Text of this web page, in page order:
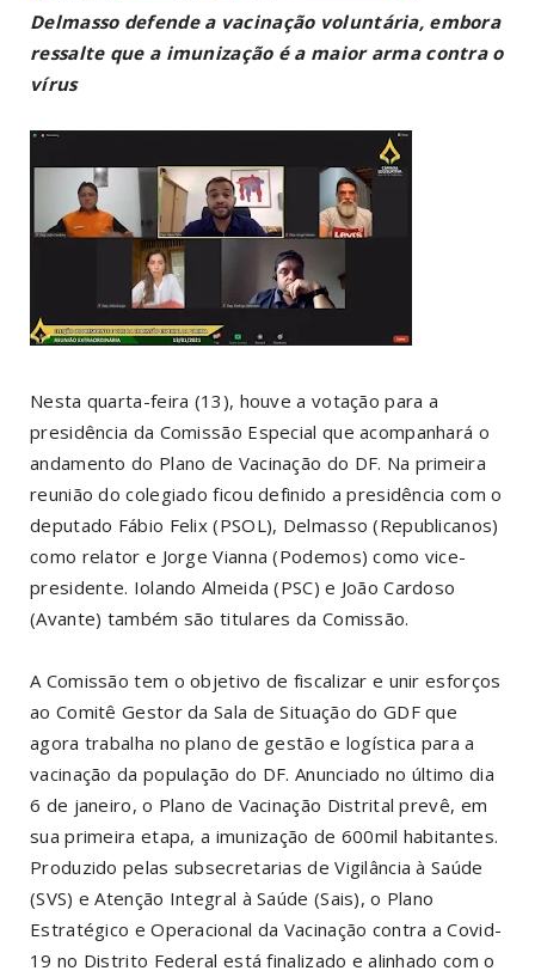
Delmasso defende a vacinação voluntária, embora
ressalte que a imunização é a maior arma contra o
vírus
Nesta quarta-feira (13), houve a votação para a
presidência da Comissão Especial que acompanhará o
andamento do Plano de Vacinação do DF. Na primeira
reunião do colegiado ficou definido a presidência com o
deputado Fábio Felix (PSOL), Delmasso (Republicanos)
como relator e Jorge Vianna (Podemos) como vice-
presidente. Iolando Almeida (PSC) e João Cardoso
(Avante) também são titulares da Comissão.
A Comissão tem o objetivo de fiscalizar e unir esforços
ao Comitê Gestor da Sala de Situação do GDF que
agora trabalha no plano de gestão e logística para a
vacinação da população do DF. Anunciado no último dia
6 de janeiro, o Plano de Vacinação Distrital prevê, em
sua primeira etapa, a imunização de 600mil habitantes.
Produzido pelas subsecretarias de Vigilância à Saúde
(SVS) e Atenção Integral à Saúde (Sais), o Plano
Estratégico e Operacional da Vacinação contra a Covid-
19 no Distrito Federal está finalizado e alinhado com o